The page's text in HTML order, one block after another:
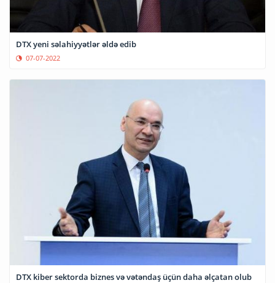
DTX yeni səlahiyyətlər əldə edib
07-07-2022
DTX kiber sektorda biznes və vətəndaş üçün daha əlçatan olub